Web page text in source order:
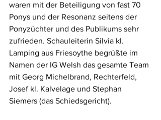
waren mit der Beteiligung von fast 70
Ponys und der Resonanz seitens der
Ponyzüchter und des Publikums sehr
zufrieden. Schauleiterin Silvia kl.
Lamping aus Friesoythe begrüßte im
Namen der IG Welsh das gesamte Team
mit Georg Michelbrand, Rechterfeld,
Josef kl. Kalvelage und Stephan
Siemers (das Schiedsgericht).